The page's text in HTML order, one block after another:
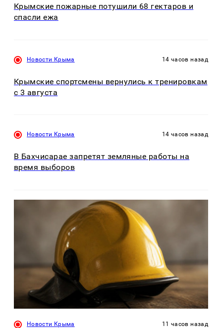
Крымские пожарные потушили 68 гектаров и
спасли ежа
Новости Крыма 14 часов назад
Крымские спортсмены вернулись к тренировкам
с 3 августа
Новости Крыма 14 часов назад
В Бахчисарае запретят земляные работы на
время выборов
Новости Крыма 11 часов назад